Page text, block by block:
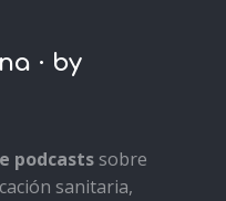
· by
podcastssobre
sanitaria,